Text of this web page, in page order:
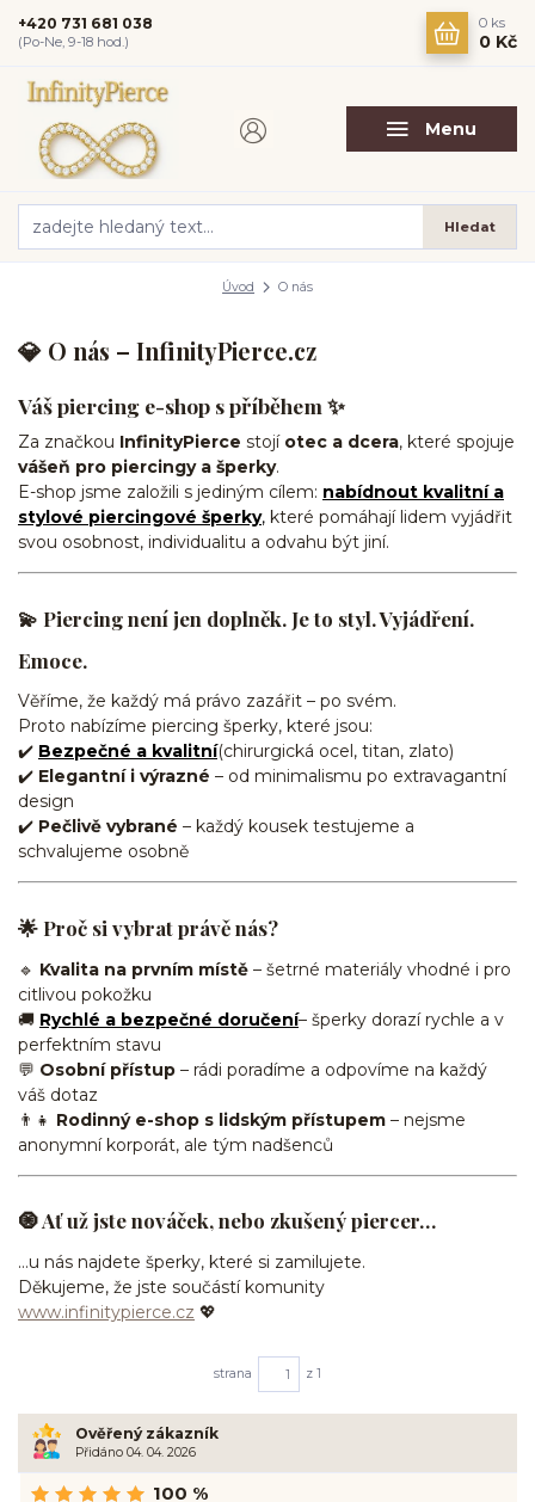
Menu
Hledat
+420 731 681 038
(Po-Ne, 9-18 hod.)
0 ks
0 Kč
Úvod O nás
💎 O nás – InfinityPierce.cz
Váš piercing e-shop s příběhem ✨
Za značkou InfinityPierce stojí otec a dcera, které spojuje
vášeň pro piercingy a šperky.
E-shop jsme založili s jediným cílem: nabídnout kvalitní a
stylové piercingové šperky, které pomáhají lidem vyjádřit
svou osobnost, individualitu a odvahu být jiní.
💫 Piercing není jen doplněk. Je to styl. Vyjádření.
Emoce.
Věříme, že každý má právo zazářit – po svém.
Proto nabízíme piercing šperky, které jsou:
✔️ Bezpečné a kvalitní(chirurgická ocel, titan, zlato)
✔️ Elegantní i výrazné – od minimalismu po extravagantní
design
✔️ Pečlivě vybrané – každý kousek testujeme a
schvalujeme osobně
🌟 Proč si vybrat právě nás?
🔹 Kvalita na prvním místě – šetrné materiály vhodné i pro
citlivou pokožku
🚚 Rychlé a bezpečné doručení– šperky dorazí rychle a v
perfektním stavu
💬 Osobní přístup – rádi poradíme a odpovíme na každý
váš dotaz
👨‍👧 Rodinný e-shop s lidským přístupem – nejsme
anonymní korporát, ale tým nadšenců
🧿 Ať už jste nováček, nebo zkušený piercer…
…u nás najdete šperky, které si zamilujete.
Děkujeme, že jste součástí komunity
www.infinitypierce.cz 💖
strana z 1
Ověřený zákazník
Přidáno 04. 04. 2026
100 %